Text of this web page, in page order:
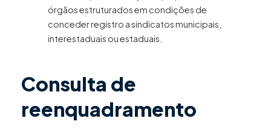
órgãos estruturados em condições de
conceder registro a sindicatos municipais,
interestaduais ou estaduais.
Consulta de
reenquadramento